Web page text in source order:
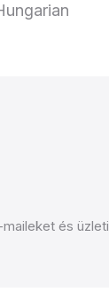
és üzleti